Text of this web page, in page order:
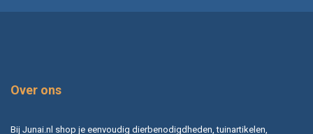
Over ons
Bij Junai.nl shop je eenvoudig dierbenodigdheden, tuinartikelen,